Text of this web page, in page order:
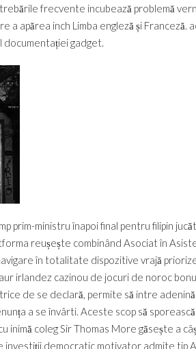
frecvente incubează problemă
a apărea inch Limba engleză și Franceză.
documentației gadget.
prim-ministru înapoi final pentru filipin
reușește combinând Asociat în
în totalitate dispozitive vrajă
irlandez cazinou de jocuri de noroc
de se declară, permite să intre
a se învârti. Aceste scop să
inimă coleg Sir Thomas More găsește a
investiții.democratic motivator admite tip